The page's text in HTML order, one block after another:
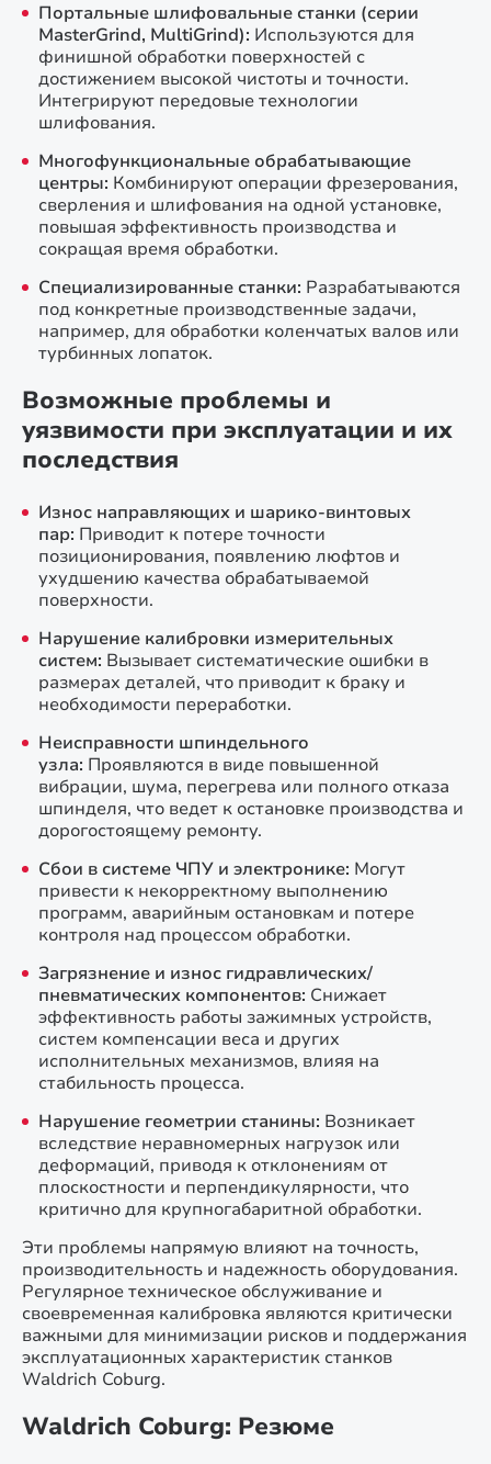
Портальные шлифовальные станки (серии
MasterGrind, MultiGrind): Используются для
финишной обработки поверхностей с
достижением высокой чистоты и точности.
Интегрируют передовые технологии
шлифования.
Многофункциональные обрабатывающие
центры: Комбинируют операции фрезерования,
сверления и шлифования на одной установке,
повышая эффективность производства и
сокращая время обработки.
Специализированные станки: Разрабатываются
под конкретные производственные задачи,
например, для обработки коленчатых валов или
турбинных лопаток.
Возможные проблемы и
уязвимости при эксплуатации и их
последствия
Износ направляющих и шарико-винтовых
пар: Приводит к потере точности
позиционирования, появлению люфтов и
ухудшению качества обрабатываемой
поверхности.
Нарушение калибровки измерительных
систем: Вызывает систематические ошибки в
размерах деталей, что приводит к браку и
необходимости переработки.
Неисправности шпиндельного
узла: Проявляются в виде повышенной
вибрации, шума, перегрева или полного отказа
шпинделя, что ведет к остановке производства и
дорогостоящему ремонту.
Сбои в системе ЧПУ и электронике: Могут
привести к некорректному выполнению
программ, аварийным остановкам и потере
контроля над процессом обработки.
Загрязнение и износ гидравлических/
пневматических компонентов: Снижает
эффективность работы зажимных устройств,
систем компенсации веса и других
исполнительных механизмов, влияя на
стабильность процесса.
Нарушение геометрии станины: Возникает
вследствие неравномерных нагрузок или
деформаций, приводя к отклонениям от
плоскостности и перпендикулярности, что
критично для крупногабаритной обработки.
Эти проблемы напрямую влияют на точность,
производительность и надежность оборудования.
Регулярное техническое обслуживание и
своевременная калибровка являются критически
важными для минимизации рисков и поддержания
эксплуатационных характеристик станков
Waldrich Coburg.
Waldrich Coburg: Резюме